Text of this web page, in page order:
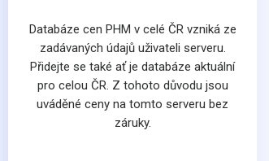
Databáze cen PHM v celé ČR vzniká ze
zadávaných údajů uživateli serveru.
Přidejte se také ať je databáze aktuální
pro celou ČR. Z tohoto důvodu jsou
uváděné ceny na tomto serveru bez
záruky.